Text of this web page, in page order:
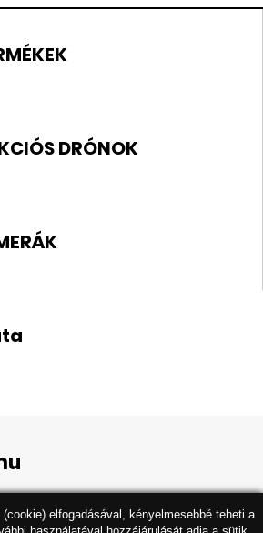
DRÓNOK
elfogadásával, kényelmesebbé teheti a